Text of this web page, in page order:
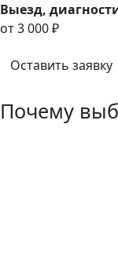
Выезд,
oт 3 000 ₽
Оставить заявку
Почему